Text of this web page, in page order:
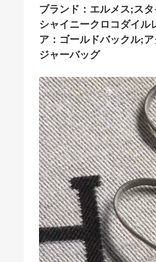
ブランド：エルメス;ス
シャイニークロコダイ
ア：ゴールドバックル;
ジャーバッグ